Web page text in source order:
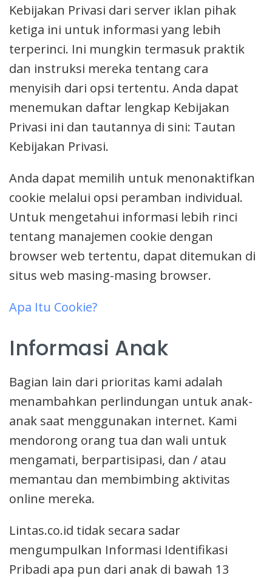
Kebijakan Privasi dari server iklan pihak
ketiga ini untuk informasi yang lebih
terperinci. Ini mungkin termasuk praktik
dan instruksi mereka tentang cara
menyisih dari opsi tertentu. Anda dapat
menemukan daftar lengkap Kebijakan
Privasi ini dan tautannya di sini: Tautan
Kebijakan Privasi.
Anda dapat memilih untuk menonaktifkan
cookie melalui opsi peramban individual.
Untuk mengetahui informasi lebih rinci
tentang manajemen cookie dengan
browser web tertentu, dapat ditemukan di
situs web masing-masing browser.
Apa Itu Cookie?
Informasi Anak
Bagian lain dari prioritas kami adalah
menambahkan perlindungan untuk anak-
anak saat menggunakan internet. Kami
mendorong orang tua dan wali untuk
mengamati, berpartisipasi, dan / atau
memantau dan membimbing aktivitas
online mereka.
Lintas.co.id tidak secara sadar
mengumpulkan Informasi Identifikasi
Pribadi apa pun dari anak di bawah 13